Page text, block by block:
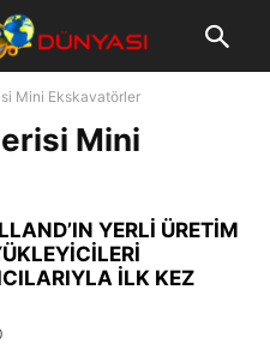
Mini Ekskavatörler
Mini
YERLİ ÜRETİM
İLK KEZ